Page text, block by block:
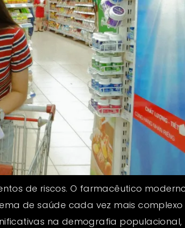
de riscos. O farmacêutico
de saúde cada vez mais complexo
na demografia populacional,